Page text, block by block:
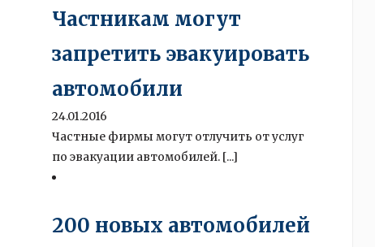
Частникам могут
запретить эвакуировать
автомобили
24.01.2016
Частные фирмы могут отлучить от услуг
по эвакуации автомобилей. [...]
200 новых автомобилей